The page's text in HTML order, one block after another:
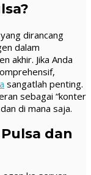
dirancang
dalam
akhir. Jika Anda
sangatlah penting.
sebagai “konter
di mana saja.
dan